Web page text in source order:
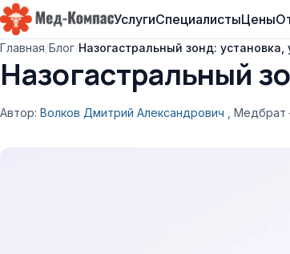
Мед-Компас
УслугиСпециалистыЦены
Главная/Блог/Назогастральный зонд:
Назогастральный
Автор: Волков Дмитрий Александрович ,